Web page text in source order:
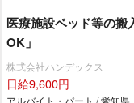
医療施設ベッド等の搬
OK」
株式会社ハンデックス
日給9,600円